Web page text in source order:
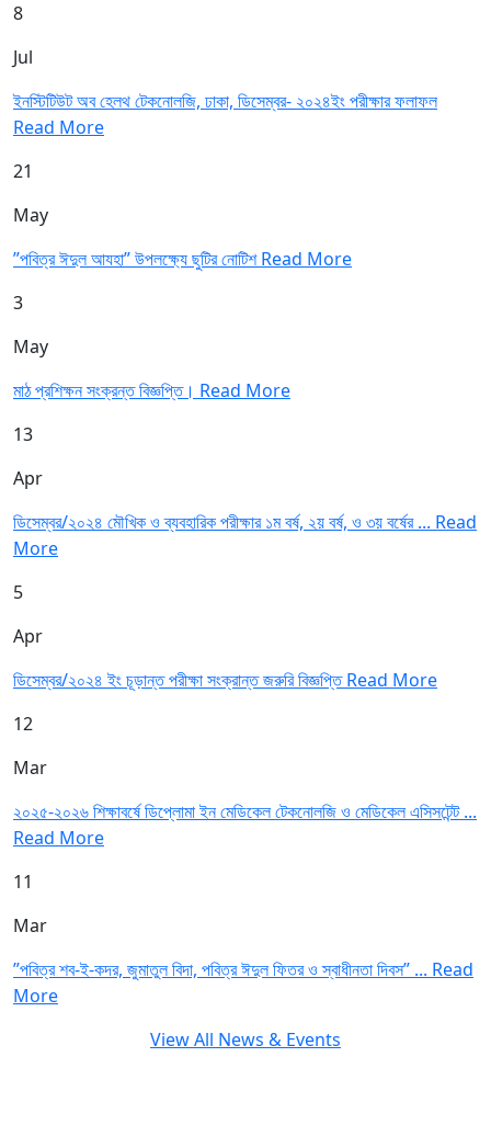
8
Jul
ইনস্টিটিউট অব হেলথ টেকনোলজি, ঢাকা, ডিসেম্বর- ২০২৪ইং পরীক্ষার ফলাফল
Read More
21
May
”পবিত্র ঈদুল আযহা” উপলক্ষ্যে ছুটির নোটিশRead More
3
May
মাঠ প্রশিক্ষন সংক্রন্ত বিজ্ঞপ্তি। Read More
13
Apr
ডিসেম্বর/২০২৪ মৌখিক ও ব্যবহারিক পরীক্ষার ১ম বর্ষ, ২য় বর্ষ, ও ৩য় বর্ষের ... Read
More
5
Apr
ডিসেম্বর/২০২৪ ইং চূড়ান্ত পরীক্ষা সংক্রান্ত জরুরি বিজ্ঞপ্তিRead More
12
Mar
২০২৫-২০২৬ শিক্ষাবর্ষে ডিপ্লোমা ইন মেডিকেল টেকনোলজি ও মেডিকেল এসিসটেন্ট ...
Read More
11
Mar
”পবিত্র শব-ই-কদর, জুমাতুল বিদা, পবিত্র ঈদুল ফিতর ও স্বাধীনতা দিবস” ... Read
More
View All News & Events